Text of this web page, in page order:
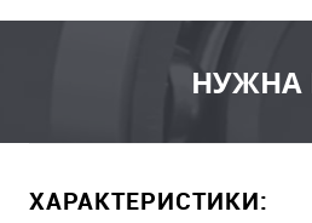
НУЖНА
ХАРАКТЕРИСТИКИ: